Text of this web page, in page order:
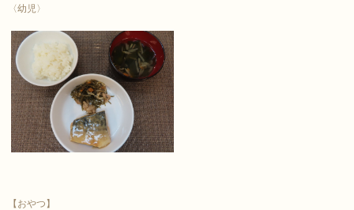
〈幼児〉
【おやつ】